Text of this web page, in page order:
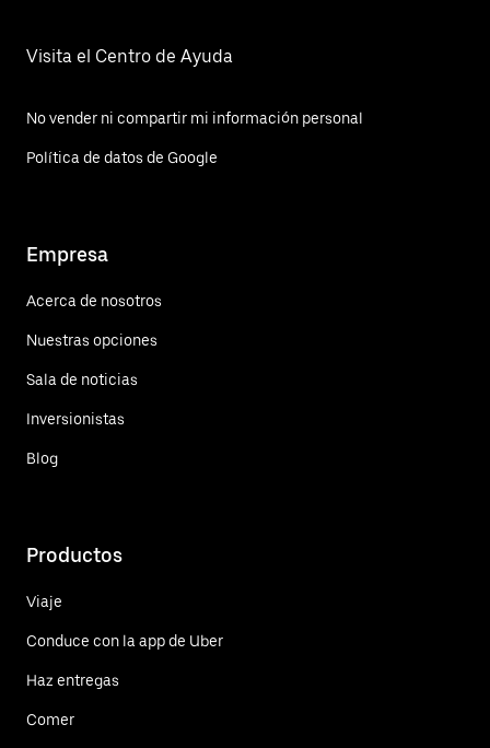
Visita el Centro de Ayuda
No vender ni compartir mi información personal
Política de datos de Google
Empresa
Acerca de nosotros
Nuestras opciones
Sala de noticias
Inversionistas
Blog
Productos
Viaje
Conduce con la app de Uber
Haz entregas
Comer